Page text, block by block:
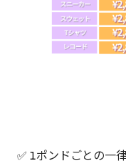
✅ 1ポンドごとの一